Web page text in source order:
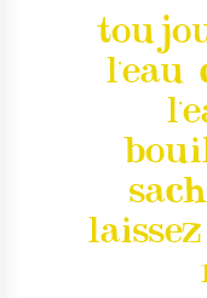
l'eau